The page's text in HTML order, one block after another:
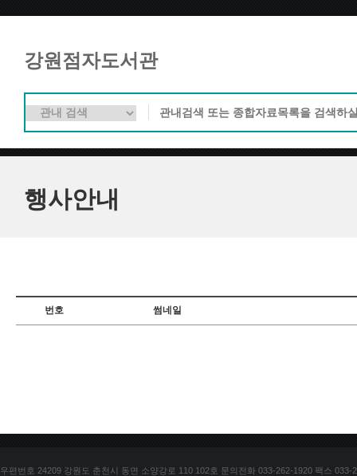
강원점자도서관
행사안내
번호 썸네일
우편번호 24209 강원도 춘천시 동면 소양강로 110 102호 문의전화 033-262-1920 팩스 033-